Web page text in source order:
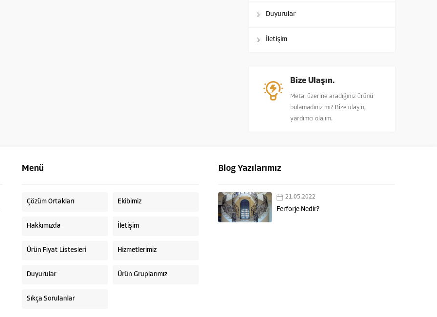
Duyurular
İletişim
Bize Ulaşın.
Metal üzerine aradığınız ürünü
bulamadınız mı? Bize ulaşın,
yardımcı olalım.
Menü
Çözüm Ortakları Ekibimiz
Hakkımızda İletişim
Ürün Fiyat Listesleri Hizmetlerimiz
Duyurular Ürün Gruplarımız
Sıkça Sorulanlar
Blog Yazılarımız
21.05.2022
Ferforje Nedir?